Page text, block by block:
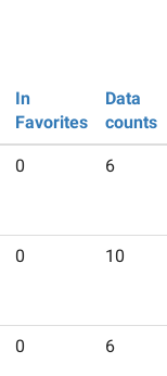
In
Favorites
Data
counts
0 6
0 10
0 6